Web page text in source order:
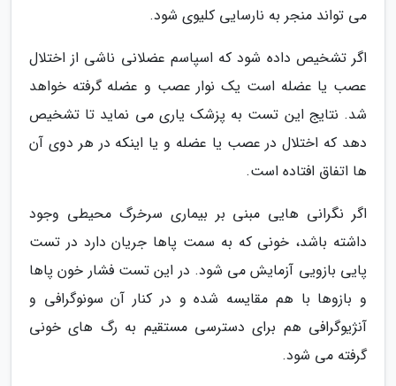
می تواند منجر به نارسایی کلیوی شود.
اگر تشخیص داده شود که اسپاسم عضلانی ناشی از اختلال
عصب یا عضله است یک نوار عصب و عضله گرفته خواهد
شد. نتایج این تست به پزشک یاری می نماید تا تشخیص
دهد که اختلال در عصب یا عضله و یا اینکه در هر دوی آن
ها اتفاق افتاده است.
اگر نگرانی هایی مبنی بر بیماری سرخرگ محیطی وجود
داشته باشد، خونی که به سمت پاها جریان دارد در تست
پایی بازویی آزمایش می شود. در این تست فشار خون پاها
و بازوها با هم مقایسه شده و در کنار آن سونوگرافی و
آنژیوگرافی هم برای دسترسی مستقیم به رگ های خونی
گرفته می شود.